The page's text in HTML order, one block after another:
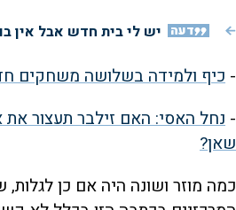
דעה יש לי בית חדש אבל אין
- כיף ולמידה בשלושה משחקים
- נחל האסי: האם זילבר תעצור את
שאן?
כמה מוזר ושונה היה אם כן לגלות,